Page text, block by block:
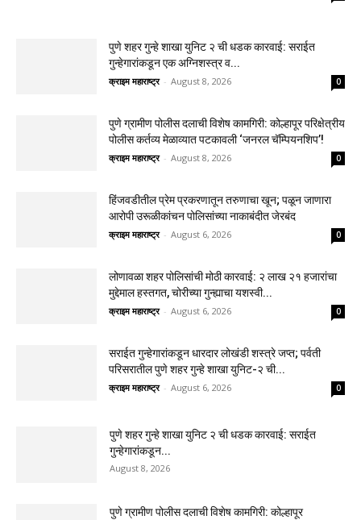
पुणे शहर गुन्हे शाखा युनिट २ ची धडक कारवाई: सराईत
गुन्हेगारांकडून एक अग्निशस्त्र व...
क्राइम महाराष्ट्र - August 8, 2026 0
पुणे ग्रामीण पोलीस दलाची विशेष कामगिरी: कोल्हापूर परिक्षेत्रीय
पोलीस कर्तव्य मेळाव्यात पटकावली ‘जनरल चॅम्पियनशिप’!
क्राइम महाराष्ट्र - August 8, 2026 0
हिंजवडीतील प्रेम प्रकरणातून तरुणाचा खून; पळून जाणारा
आरोपी उरूळीकांचन पोलिसांच्या नाकाबंदीत जेरबंद
क्राइम महाराष्ट्र - August 6, 2026 0
लोणावळा शहर पोलिसांची मोठी कारवाई: २ लाख २१ हजारांचा
मुद्देमाल हस्तगत, चोरीच्या गुन्ह्याचा यशस्वी...
क्राइम महाराष्ट्र - August 6, 2026 0
सराईत गुन्हेगारांकडून धारदार लोखंडी शस्त्रे जप्त; पर्वती
परिसरातील पुणे शहर गुन्हे शाखा युनिट-२ ची...
क्राइम महाराष्ट्र - August 6, 2026 0
पुणे शहर गुन्हे शाखा युनिट २ ची धडक कारवाई: सराईत
गुन्हेगारांकडून...
August 8, 2026
पुणे ग्रामीण पोलीस दलाची विशेष कामगिरी: कोल्हापूर